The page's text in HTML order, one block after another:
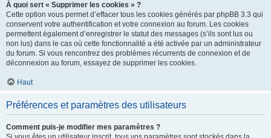
À quoi sert « Supprimer les cookies » ?
Cette option vous permet d’effacer tous les cookies générés par phpBB 3.3 qui
conservent votre authentification et votre connexion au forum. Les cookies
permettent également d’enregistrer le statut des messages (s’ils sont lus ou
non lus) dans le cas où cette fonctionnalité a été activée par un administrateur
du forum. Si vous rencontrez des problèmes récurrents de connexion et de
déconnexion au forum, essayez de supprimer les cookies.
Haut
Préférences et paramètres des utilisateurs
Comment puis-je modifier mes paramètres ?